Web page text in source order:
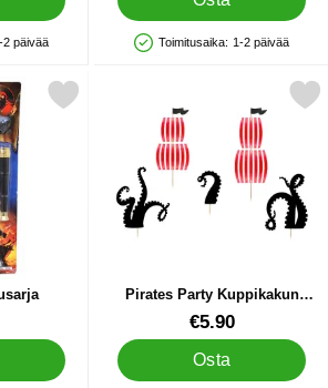
2 päivää
Saatavuus: Varastossa
Toimitusaika: 1-2 päivää
Lelusarja suosikiksi
Pirates Party Kuppikakun
Koriste
Tuote.nro 33092€5.90
Osta
Merkitse pirates Party